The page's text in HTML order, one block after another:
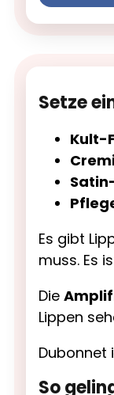
Setze
Kult-
Es gibt
muss. Es
Die
Lippen
Dubonnet
So